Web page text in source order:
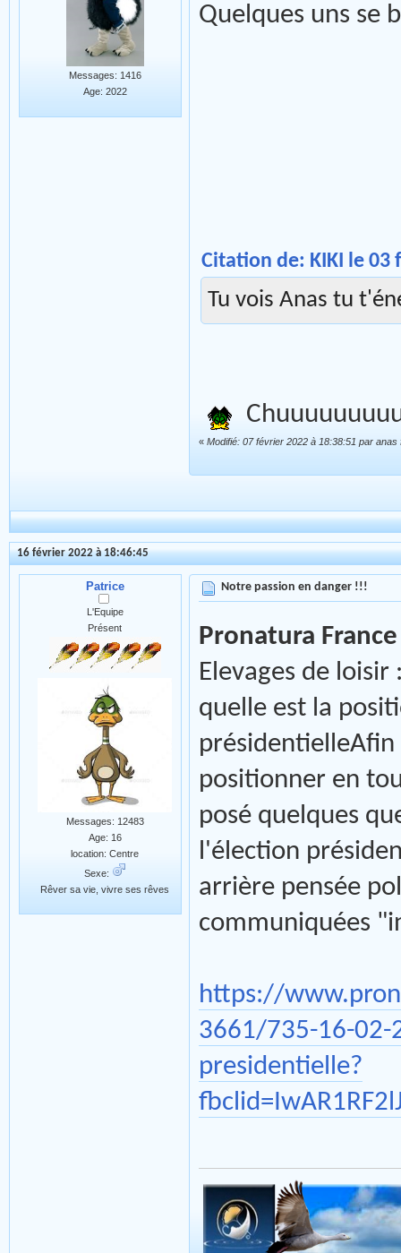
Messages: 1416
Age: 2022
Quelques uns se
Citation de: KIKI le 03
Tu vois Anas tu
« Modifié: 07 février 2022 à 18:38:51 par anas
16 février 2022 à 18:46:45
Patrice
L'Equipe
Présent
Messages: 12483
Age: 16
location: Centre
Sexe:
Rêver sa vie, vivre ses rêves
Notre passion en danger !!!
Pronatura France
Elevages de loisir
quelle est la
présidentielleAfin
positionner en
posé quelques
l'élection
arrière pensée
communiquées
https://
3661/735-16-02-
presidentielle?